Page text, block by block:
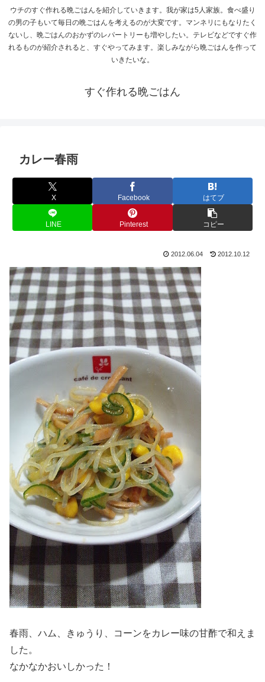
ウチのすぐ作れる晩ごはんを紹介していきます。我が家は5人家族。食べ盛り
の男の子もいて毎日の晩ごはんを考えるのが大変です。マンネリにもなりたく
ないし、晩ごはんのおかずのレパートリーも増やしたい。テレビなどですぐ作
れるものが紹介されると、すぐやってみます。楽しみながら晩ごはんを作って
いきたいな。
すぐ作れる晩ごはん
カレー春雨
X Facebook はてブ
LINE Pinterest コピー
2012.06.04 2012.10.12
春雨、ハム、きゅうり、コーンをカレー味の甘酢で和えま
した。
なかなかおいしかった！